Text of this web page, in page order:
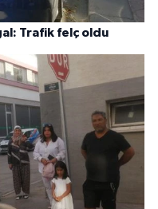
Trafik felç oldu